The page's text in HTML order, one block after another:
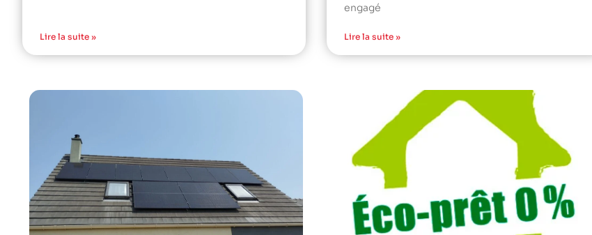
Lire la suite »
engagé
Lire la suite »